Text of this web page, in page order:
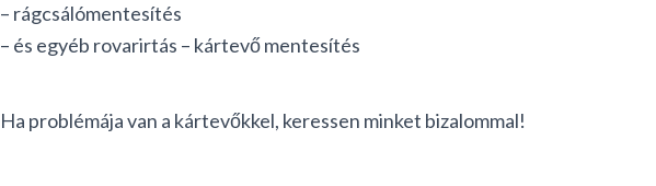
– rágcsálómentesítés
– és egyéb rovarirtás – kártevő mentesítés
Ha problémája van a kártevőkkel, keressen minket bizalommal!